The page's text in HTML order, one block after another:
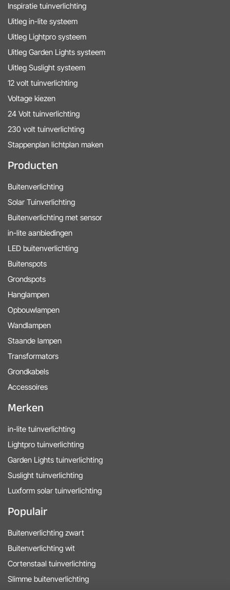
Inspiratie tuinverlichting
Uitleg in-lite systeem
Uitleg Lightpro systeem
Uitleg Garden Lights systeem
Uitleg Suslight systeem
12 volt tuinverlichting
Voltage kiezen
24 Volt tuinverlichting
230 volt tuinverlichting
Stappenplan lichtplan maken
Producten
Buitenverlichting
Solar Tuinverlichting
Buitenverlichting met sensor
in-lite aanbiedingen
LED buitenverlichting
Buitenspots
Grondspots
Hanglampen
Opbouwlampen
Wandlampen
Staande lampen
Transformators
Grondkabels
Accessoires
Merken
in-lite tuinverlichting
Lightpro tuinverlichting
Garden Lights tuinverlichting
Suslight tuinverlichting
Luxform solar tuinverlichting
Populair
Buitenverlichting zwart
Buitenverlichting wit
Cortenstaal tuinverlichting
Slimme buitenverlichting